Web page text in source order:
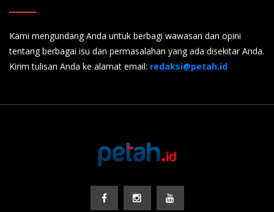
Kami mengundang Anda untuk berbagi wawasan dan opini
tentang berbagai isu dan permasalahan yang ada disekitar Anda.
Kirim tulisan Anda ke alamat email: redaksi@petah.id